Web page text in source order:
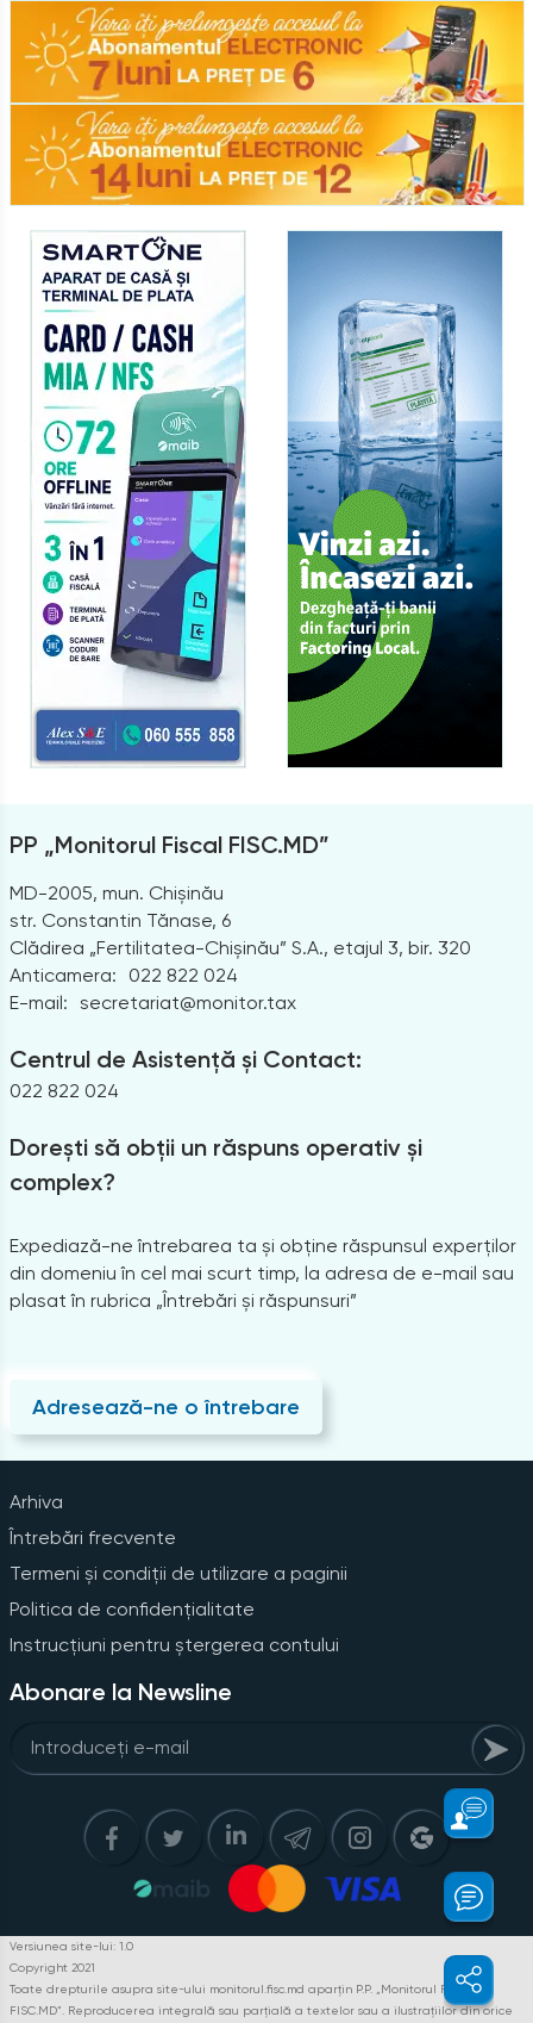
PP „Monitorul Fiscal FISC.MD”
MD-2005, mun. Chișinău
str. Constantin Tănase, 6
Clădirea „Fertilitatea-Chișinău” S.A., etajul 3, bir. 320
Anticamera:
022 822 024
E-mail: secretariat@monitor.tax
Centrul de Asistență și Contact:
022 822 024
Dorești să obții un răspuns operativ și
complex?
Expediază-ne întrebarea ta și obține răspunsul experților
din domeniu în cel mai scurt timp, la adresa de e-mail sau
plasat în rubrica „Întrebări și răspunsuri”
Adresează-ne o întrebare
Arhiva
Întrebări frecvente
Termeni și condiții de utilizare a paginii
Politica de confidențialitate
Instrucțiuni pentru ștergerea contului
Abonare la Newsline
Versiunea site-lui: 1.0
Copyright 2021
Toate drepturile asupra site-ului monitorul.fisc.md aparțin P.P. „Monitorul Fiscal
FISC.MD”. Reproducerea integrală sau parțială a textelor sau a ilustrațiilor din orice